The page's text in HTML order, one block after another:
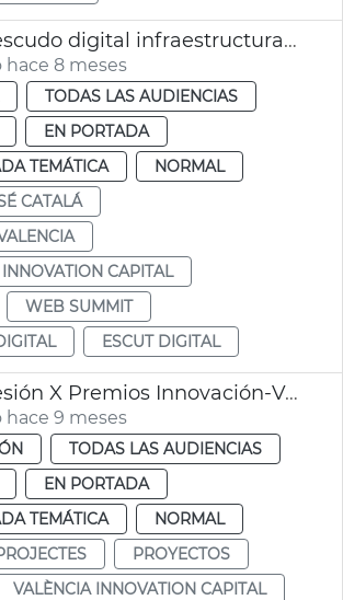
València escudo digital infraestructuras críticas
8 meses
TODAS LAS AUDIENCIAS
EN PORTADA
TEMÁTICA
NORMAL
CATALÁ
CAPITAL
WEB SUMMIT
ESCUT DIGITAL
JGL concesión X Premios Innovación-Valencia Innovation Capital
9 meses
TODAS LAS AUDIENCIAS
EN PORTADA
TEMÁTICA
NORMAL
PROYECTOS
VALÈNCIA INNOVATION CAPITAL